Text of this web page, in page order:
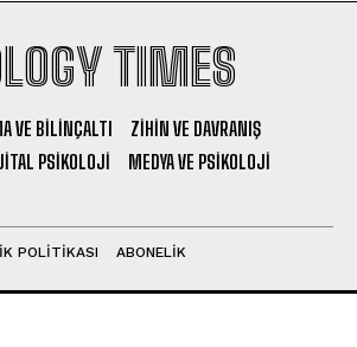
TIMES
VE BILINÇALTI
ZIHIN VE DAVRANIŞ
PSIKOLOJI
MEDYA VE PSIKOLOJI
POLITIKASI ABONELIK